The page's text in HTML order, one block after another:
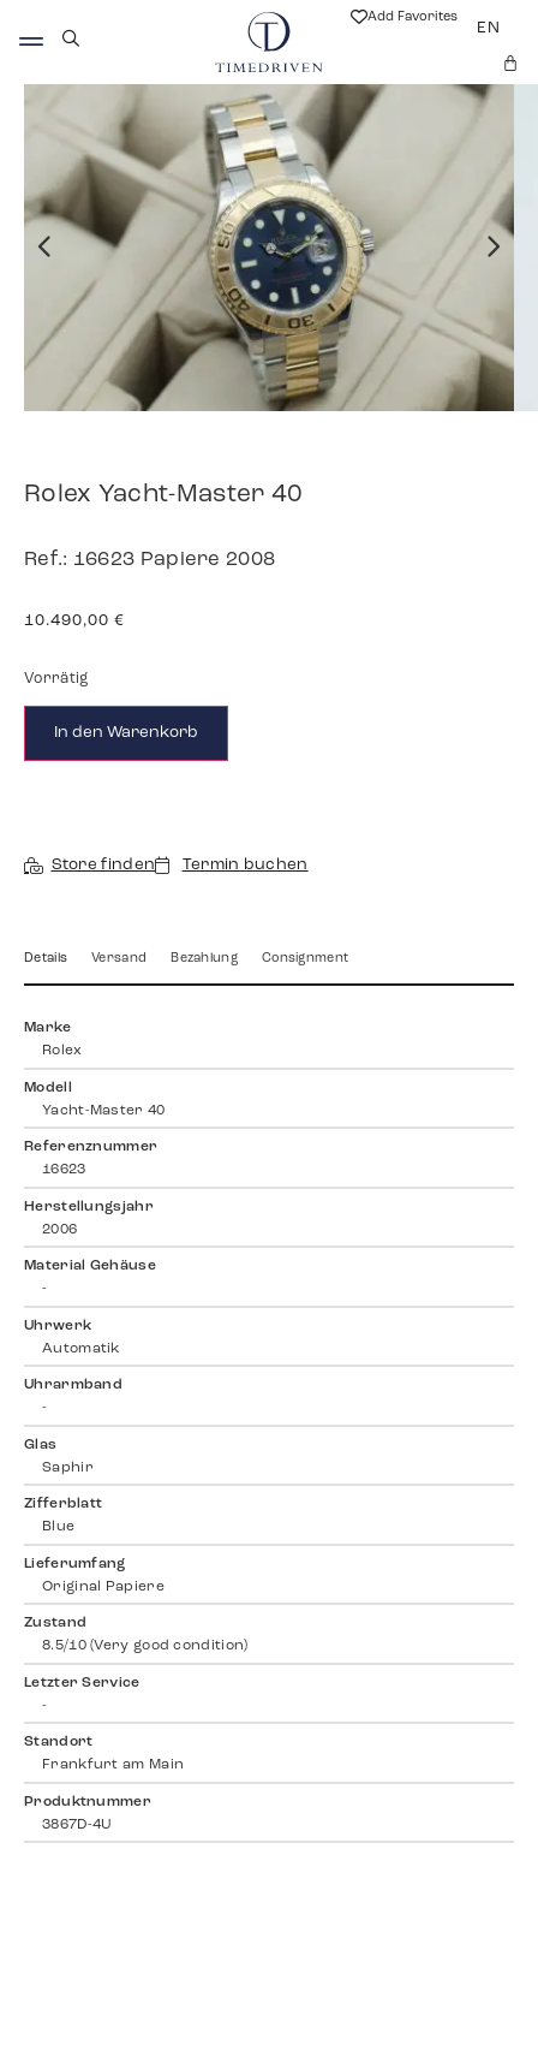
Add Favorites
EN
Rolex Yacht-Master 40
Ref.: 16623 Papiere 2008
10.490,00 €
Vorrätig
In den Warenkorb
Store finden Termin buchen
Details Versand Bezahlung Consignment
Marke
Rolex
Modell
Yacht-Master 40
Referenznummer
16623
Herstellungsjahr
2006
Material Gehäuse
-
Uhrwerk
Automatik
Uhrarmband
-
Glas
Saphir
Zifferblatt
Blue
Lieferumfang
Original Papiere
Zustand
8.5/10 (Very good condition)
Letzter Service
-
Standort
Frankfurt am Main
Produktnummer
3867D-4U